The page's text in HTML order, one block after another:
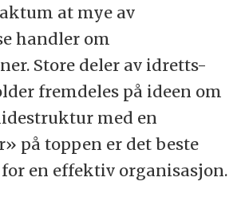
at mye av
handler om
Store deler av idretts-
fremdeles på ideen om
med en
på toppen er det beste
en effektiv organisasjon.